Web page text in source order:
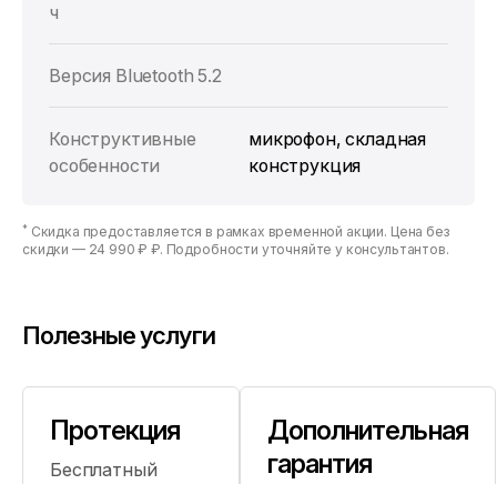
ч
Версия Bluetooth 5.2
Конструктивные
особенности
микрофон, складная
конструкция
* Скидка предоставляется в рамках временной акции. Цена без
скидки — 24 990 ₽ ₽. Подробности уточняйте у консультантов.
Полезные услуги
Протекция
Бесплатный
Дополнительная
гарантия